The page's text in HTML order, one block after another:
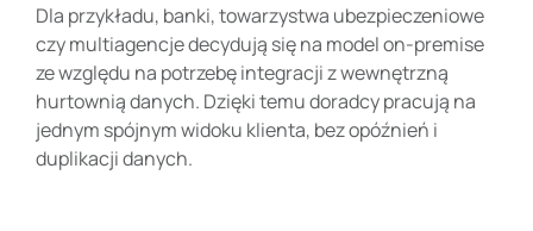
Dla przykładu, banki, towarzystwa ubezpieczeniowe
czy multiagencje decydują się na model on-premise
ze względu na potrzebę integracji z wewnętrzną
hurtownią danych. Dzięki temu doradcy pracują na
jednym spójnym widoku klienta, bez opóźnień i
duplikacji danych.